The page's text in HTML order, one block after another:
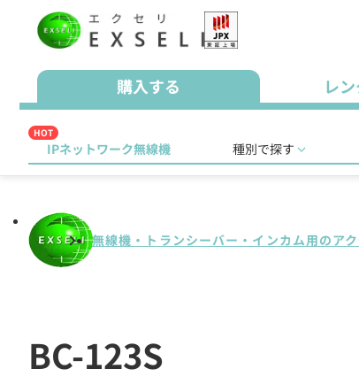
購入する レ
HOT
IPネットワーク無線機 種別で探す
無線機・トランシーバー・インカム用のア
BC-123S